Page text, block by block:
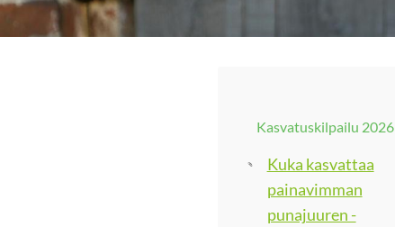
Kasvatuskilpailu 2026
Kuka kasvattaa
painavimman
punajuuren -